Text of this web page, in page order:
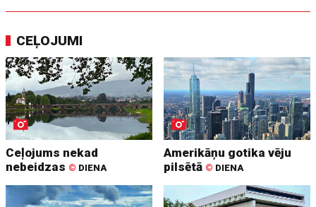
CEĻOJUMI
Ceļojums nekad
nebeidzas © DIENA
Amerikāņu gotika vēju
pilsētā © DIENA